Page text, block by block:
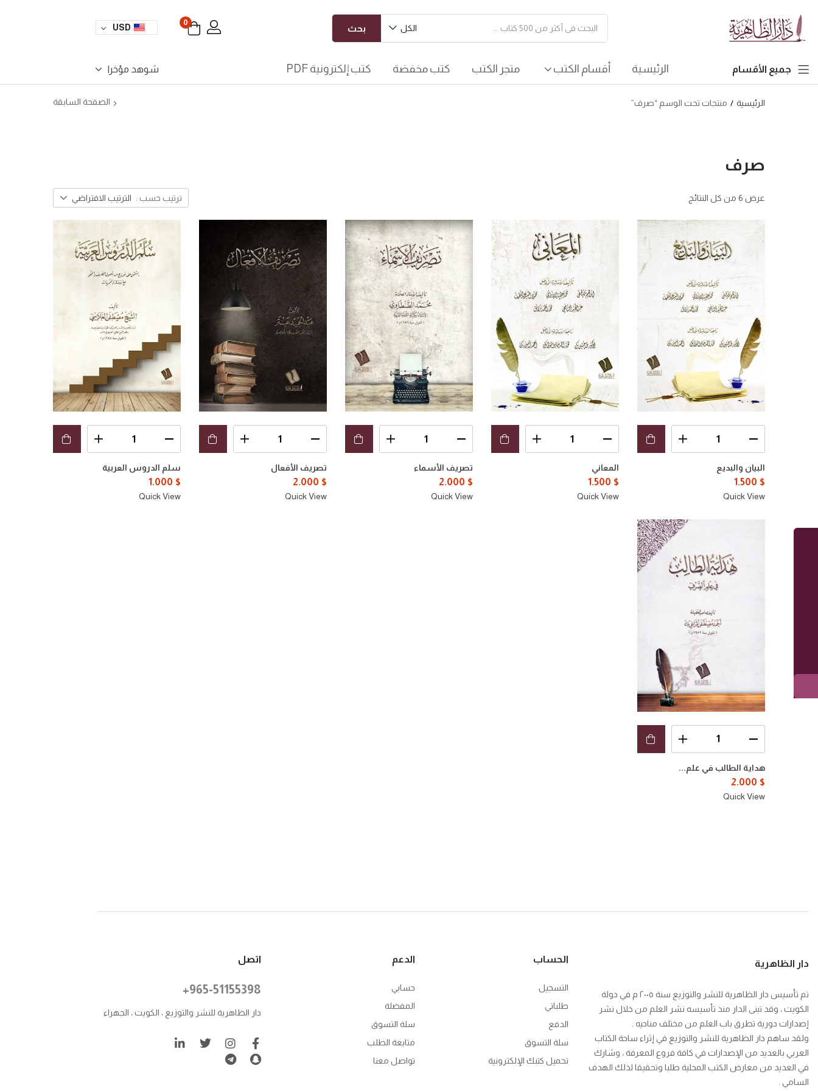
الكل بحث
0
USD
جميع الأقسام الرئيسية أقسام الكتب متجر الكتب كتب مخفضة كتب إلكترونية PDF شوهد مؤخرا
الرئيسية منتجات تحت الوسم “صرف” الصفحة السابقة
صرف
عرض ⁦6⁩ من كل النتائج ترتيب حسب : الترتيب الافتراضي
البيان والبديع
1.500 $
Quick View
المعاني
1.500 $
Quick View
تصريف الأسماء
2.000 $
Quick View
تصريف الأفعال
2.000 $
Quick View
سلم الدروس العربية
1.000 $
Quick View
هداية الطالب في علم...
2.000 $
Quick View
دار الظاهرية
تم تأسيس دار الظاهرية للنشر والتوزيع سنة ٢٠٠٥ م في دولة
الكويت ، وقد تبنى الدار منذ تأسيسه نشر العلم من خلال نشر
إصدارات دورية تطرق باب العلم من مختلف مناحيه .
ولقد ساهم دار الظاهرية للنشر والتوزيع في إثراء ساحة الكتاب
العربي بالعديد من الإصدارات في كافة فروع المعرفة ، وشارك
في العديد من معارض الكتب المحلية طلبا وتحقيقا لذلك الهدف
السامي .
الحساب
التسجيل
طلباتي
الدفع
سلة التسوق
تحميل كتبك الإلكترونية
الدعم
حسابي
المفضلة
سلة التسوق
متابعة الطلب
تواصل معنا
اتصل
+965-51155398
دار الظاهرية للنشر والتوزيع ، الكويت ، الجهراء